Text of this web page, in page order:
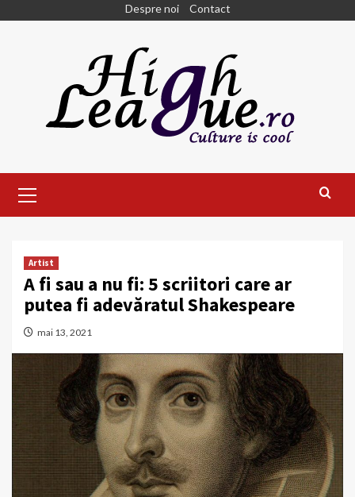
Despre noi Contact
Menu
Artist
A fi sau a nu fi: 5 scriitori care ar
putea fi adevăratul Shakespeare
mai 13, 2021